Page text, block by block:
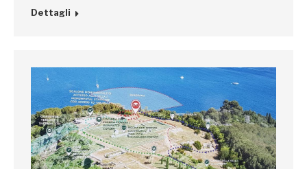
Dettagli